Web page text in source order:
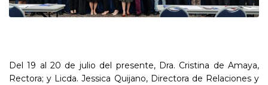
Del 19 al 20 de julio del presente, Dra. Cristina de Amaya,
Rectora; y Licda. Jessica Quijano, Directora de Relaciones y